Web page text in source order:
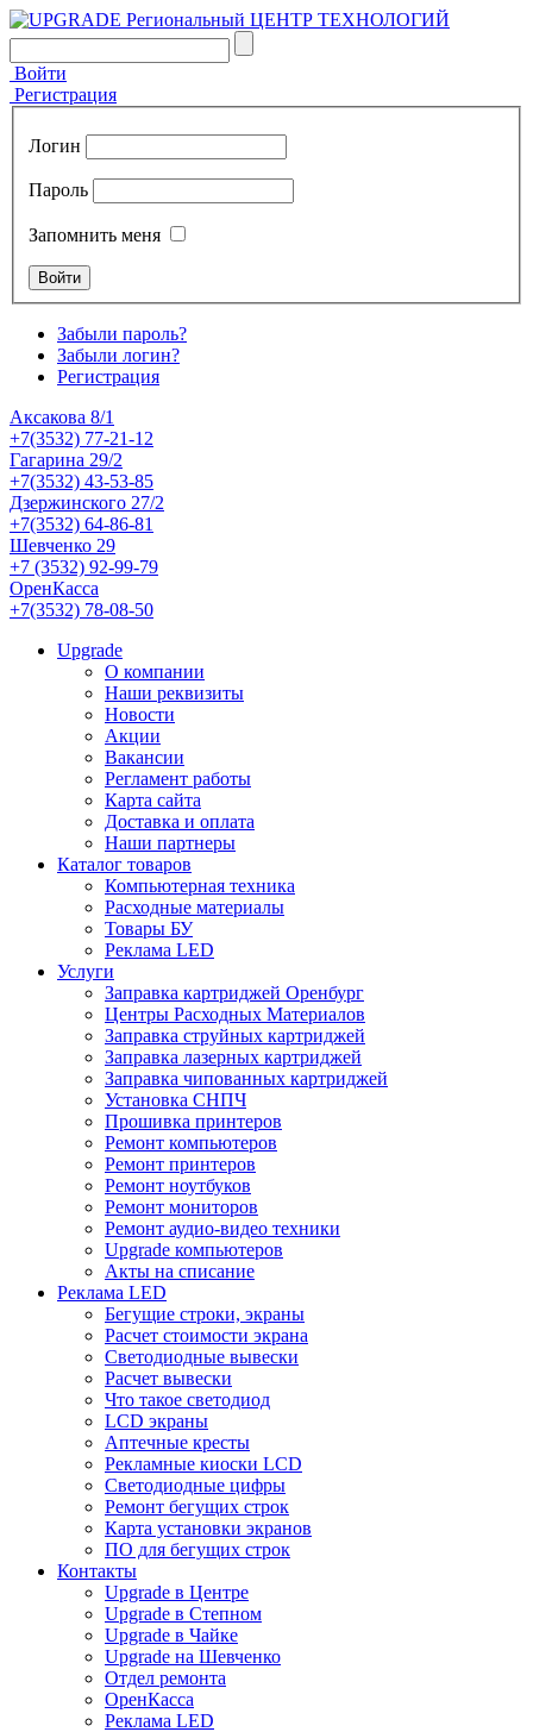
Войти
Регистрация
Логин
Пароль
Запомнить меня
Забыли пароль?
Забыли логин?
Регистрация
Аксакова 8/1
+7(3532) 77-21-12
Гагарина 29/2
+7(3532) 43-53-85
Дзержинского 27/2
+7(3532) 64-86-81
Шевченко 29
+7 (3532) 92-99-79
ОренКасса
+7(3532) 78-08-50
Upgrade
О компании
Наши реквизиты
Новости
Акции
Вакансии
Регламент работы
Карта сайта
Доставка и оплата
Наши партнеры
Каталог товаров
Компьютерная техника
Расходные материалы
Товары БУ
Реклама LED
Услуги
Заправка картриджей Оренбург
Центры Расходных Материалов
Заправка струйных картриджей
Заправка лазерных картриджей
Заправка чипованных картриджей
Установка СНПЧ
Прошивка принтеров
Ремонт компьютеров
Ремонт принтеров
Ремонт ноутбуков
Ремонт мониторов
Ремонт аудио-видео техники
Upgrade компьютеров
Акты на списание
Реклама LED
Бегущие строки, экраны
Расчет стоимости экрана
Светодиодные вывески
Расчет вывески
Что такое светодиод
LCD экраны
Аптечные кресты
Рекламные киоски LCD
Светодиодные цифры
Ремонт бегущих строк
Карта установки экранов
ПО для бегущих строк
Контакты
Upgrade в Центре
Upgrade в Степном
Upgrade в Чайке
Upgrade на Шевченко
Отдел ремонта
ОренКасса
Реклама LED